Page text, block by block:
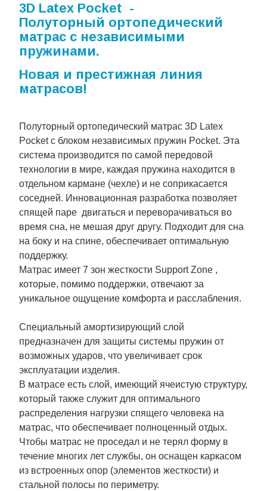
3D Latex Pocket -
Полуторный ортопедический
матрас с независимыми
пружинами.
Новая и престижная линия
матрасов!
Полуторный ортопедический матрас 3D Latex
Pocket с блоком независимых пружин Pocket. Эта
система производится по самой передовой
технологии в мире, каждая пружина находится в
отдельном кармане (чехле) и не соприкасается
соседней. Инновационная разработка позволяет
спящей паре двигаться и переворачиваться во
время сна, не мешая друг другу. Подходит для сна
на боку и на спине, обеспечивает оптимальную
поддержку.
Матрас имеет 7 зон жесткости Support Zone ,
которые, помимо поддержки, отвечают за
уникальное ощущение комфорта и расслабления.
Специальный амортизирующий слой
предназначен для защиты системы пружин от
возможных ударов, что увеличивает срок
эксплуатации изделия.
В матрасе есть слой, имеющий ячеистую структуру,
который также служит для оптимального
распределения нагрузки спящего человека на
матрас, что обеспечивает полноценный отдых.
Чтобы матрас не проседал и не терял форму в
течение многих лет службы, он оснащен каркасом
из встроенных опор (элементов жесткости) и
стальной полосы по периметру.